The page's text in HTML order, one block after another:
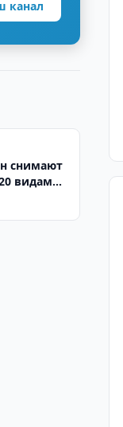
канал
снимают
видам